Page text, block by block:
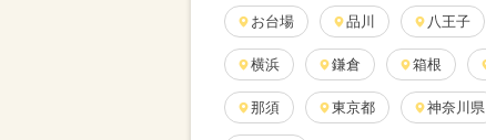
お台場 品川 八王子
横浜 鎌倉 箱根
那須 東京都 神奈川県